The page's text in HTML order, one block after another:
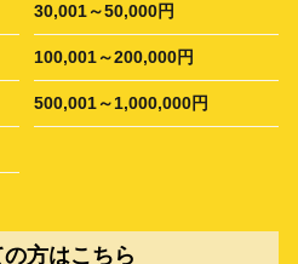
30,001～50,000円
100,001～200,000円
500,001～1,000,000円
方はこちら